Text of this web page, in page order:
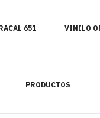
651 VINILO
PRODUCTOS